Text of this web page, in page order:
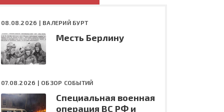
Конфликт на Украине
08.08.2026 | ВАЛЕРИЙ БУРТ
Месть Берлину
07.08.2026 | ОБЗОР СОБЫТИЙ
Специальная военная
операция ВС РФ и